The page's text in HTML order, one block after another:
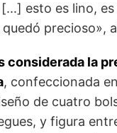
esto es lino,
precioso»,
considerada la
, confeccionada
de cuatro
y figura